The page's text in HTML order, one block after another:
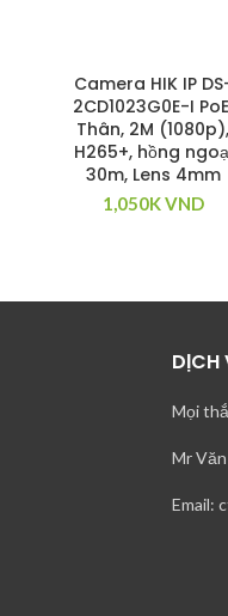
Camera HIK IP
2CD1023G0E-I
Thân, 2M (1080p),
H265+, hồng
30m, Lens 4mm
1,050KVND
DỊCH
Mọi
Mr
Email: